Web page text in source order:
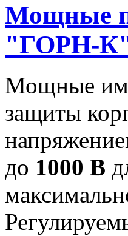
Мощные
"ГОРН-
Мощные
защиты
до 1000 В